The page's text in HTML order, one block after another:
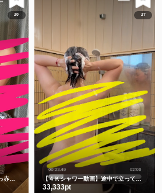
20
【裏しずか】飲み過ぎて顔が真っ赤な浴衣しずかです
27
【４Ｋシャワー動画】途中で立ってごめんなさい🙇‍♀️撮影忘れてました🫣
33,333pt